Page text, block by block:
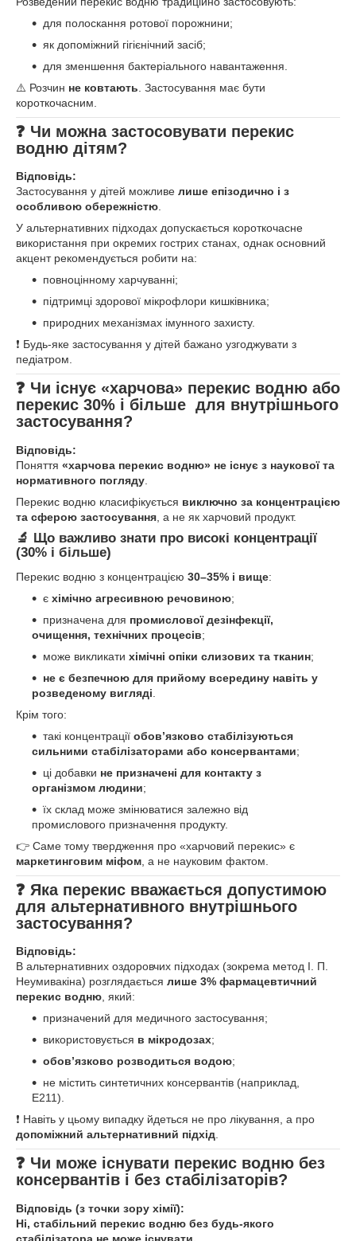
для полоскання ротової порожнини;
як допоміжний гігієнічний засіб;
для зменшення бактеріального навантаження.
⚠️ Розчин не ковтають . Застосування має бути
короткочасним.
❓ Чи можна застосовувати перекис
водню дітям?
Відповідь:
Застосування у дітей можливе лише епізодично і з
особливою обережністю.
У альтернативних підходах допускається короткочасне
використання при окремих гострих станах, однак основний
акцент рекомендується робити на:
повноцінному харчуванні;
підтримці здорової мікрофлори кишківника;
природних механізмах імунного захисту.
❗ Будь-яке застосування у дітей бажано узгоджувати з
педіатром.
❓ Чи існує «харчова» перекис водню або
перекис 30% і більше для внутрішнього
застосування?
Відповідь:
Поняття «харчова перекис водню» не існує з наукової та
нормативного погляду
Перекис водню класифікується виключно за концентрацією
та сферою застосування , а не як харчовий продукт.
🔬 Що важливо знати про високі концентрації
(30% і більше)
Перекис водню з концентрацією 30–35% і вище:
є хімічно агресивною речовиною;
призначена для промислової дезінфекції,
очищення, технічних процесів;
може викликати хімічні опіки слизових та тканин;
не є безпечною для прийому всередину навіть у
розведеному вигляді
Крім того:
такі концентрації обов’язково стабілізуються
сильними стабілізаторами або консервантами;
ці добавки не призначені для контакту з
організмом людини;
їх склад може змінюватися залежно від
промислового призначення продукту.
👉 Саме тому твердження про «харчовий перекис» є
маркетинговим міфом , а не науковим фактом.
❓ Яка перекис вважається допустимою
для альтернативного внутрішнього
застосування?
Відповідь:
В альтернативних оздоровчих підходах (зокрема метод І. П.
Неумивакіна) розглядається лише 3% фармацевтичний
перекис водню, який:
призначений для медичного застосування;
використовується в мікродозах;
обов’язково розводиться водою;
не містить синтетичних консервантів (наприклад,
Е211).
❗ Навіть у цьому випадку йдеться не про лікування, а про
допоміжний альтернативний підхід.
❓ Чи може існувати перекис водню без
консервантів і без стабілізаторів?
Відповідь (з точки зору хімії):
Ні, стабільний перекис водню без будь-якого